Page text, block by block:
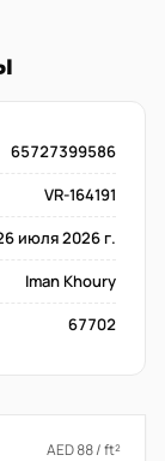
65727399586
VR-164191
июля 2026 г.
Iman Khoury
67702
AED 88 / ft²